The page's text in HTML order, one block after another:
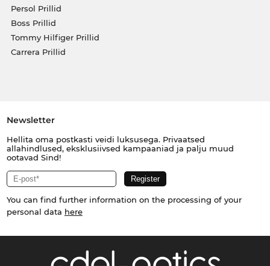
Persol Prillid
Boss Prillid
Tommy Hilfiger Prillid
Carrera Prillid
Newsletter
Hellita oma postkasti veidi luksusega. Privaatsed
allahindlused, eksklusiivsed kampaaniad ja palju muud
ootavad Sind!
You can find further information on the processing of your
personal data here